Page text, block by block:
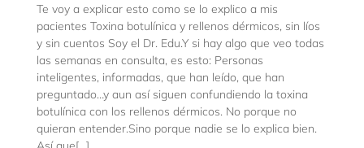
Te voy a explicar esto como se lo explico a mis
pacientes Toxina botulínica y rellenos dérmicos, sin líos
y sin cuentos Soy el Dr. Edu.Y si hay algo que veo todas
las semanas en consulta, es esto: Personas
inteligentes, informadas, que han leído, que han
preguntado…y aun así siguen confundiendo la toxina
botulínica con los rellenos dérmicos. No porque no
quieran entender.Sino porque nadie se lo explica bien.